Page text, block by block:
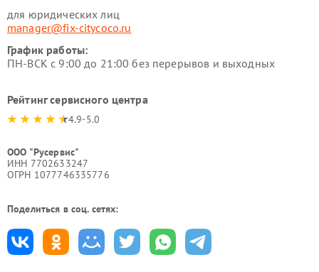
для юридических лиц
manager@fix-citycoco.ru
График работы:
ПН-ВСК с 9:00 до 21:00 без перерывов и выходных
Рейтинг сервисного центра
4.9-5.0
ООО "Русервис"
ИНН 7702633247
ОГРН 1077746335776
Поделиться в соц. сетях: